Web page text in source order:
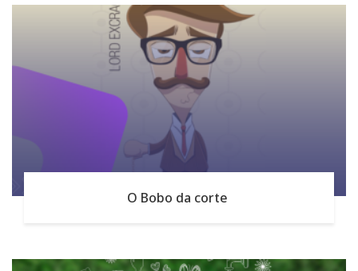
O Bobo da corte